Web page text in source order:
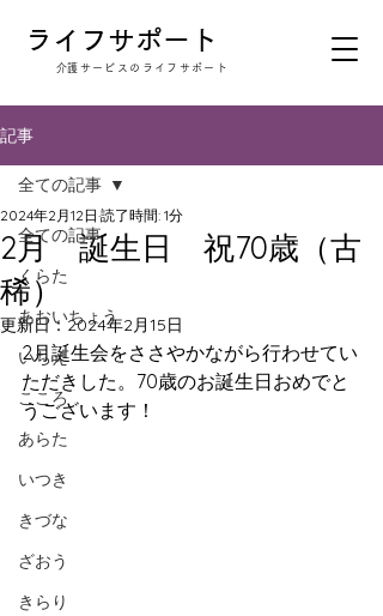
​ライフサポート
​介護サービスのライフサポート
記事
全ての記事
くらた
あおいちょう
いちえ
こころ
あらた
いつき
きづな
ざおう
きらり
全ての記事
2月 誕生日 祝70歳（古
稀）
2024年2月12日 読了時間: 1分
更新日：2024年2月15日
2月誕生会をささやかながら行わせてい
ただきした。70歳のお誕生日おめでと
うございます！